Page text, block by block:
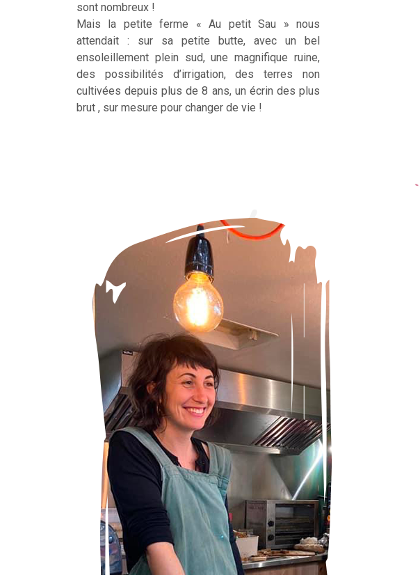
sont nombreux !
Mais la petite ferme « Au petit Sau » nous
attendait : sur sa petite butte, avec un bel
ensoleillement plein sud, une magnifique ruine,
des possibilités d’irrigation, des terres non
cultivées depuis plus de 8 ans, un écrin des plus
brut , sur mesure pour changer de vie !